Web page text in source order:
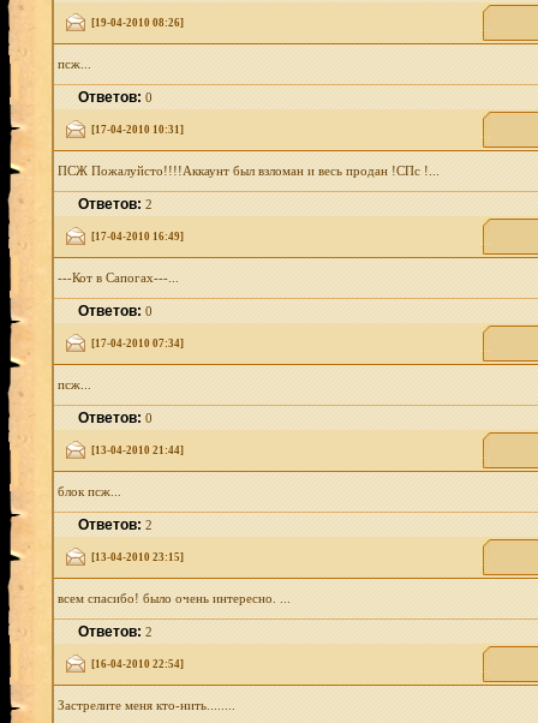
[19-04-2010 08:26]
псж...
Ответов:0
[17-04-2010 10:31]
ПСЖ Пожалуйсто!!!!Аккаунт был взломан и весь продан !СПс !...
Ответов:2
[17-04-2010 16:49]
---Кот в Сапогах---...
Ответов:0
[17-04-2010 07:34]
псж...
Ответов:0
[13-04-2010 21:44]
блок псж...
Ответов:2
[13-04-2010 23:15]
всем спасибо! было очень интересно. ...
Ответов:2
[16-04-2010 22:54]
Застрелите меня кто-нить........